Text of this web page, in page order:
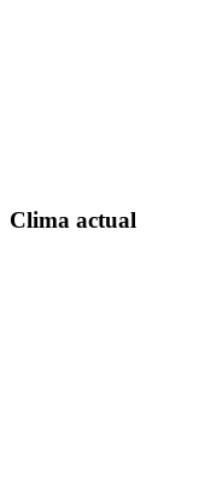
Clima actual